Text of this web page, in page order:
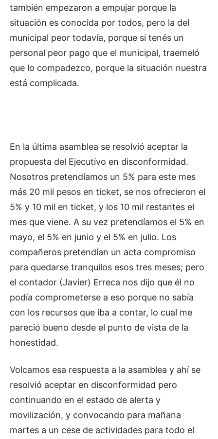
también empezaron a empujar porque la
situación es conocida por todos, pero la del
municipal peor todavía, porque si tenés un
personal peor pago que el municipal, traemeló
que lo compadezco, porque la situación nuestra
está complicada.
En la última asamblea se resolvió aceptar la
propuesta del Ejecutivo en disconformidad.
Nosotros pretendíamos un 5% para este mes
más 20 mil pesos en ticket, se nos ofrecieron el
5% y 10 mil en ticket, y los 10 mil restantes el
mes que viene. A su vez pretendíamos el 5% en
mayo, el 5% en junio y el 5% en julio. Los
compañeros pretendían un acta compromiso
para quedarse tranquilos esos tres meses; pero
el contador (Javier) Erreca nos dijo que él no
podía comprometerse a eso porque no sabía
con los recursos que iba a contar, lo cual me
pareció bueno desde el punto de vista de la
honestidad.
Volcamos esa respuesta a la asamblea y ahí se
resolvió aceptar en disconformidad pero
continuando en el estado de alerta y
movilización, y convocando para mañana
martes a un cese de actividades para todo el